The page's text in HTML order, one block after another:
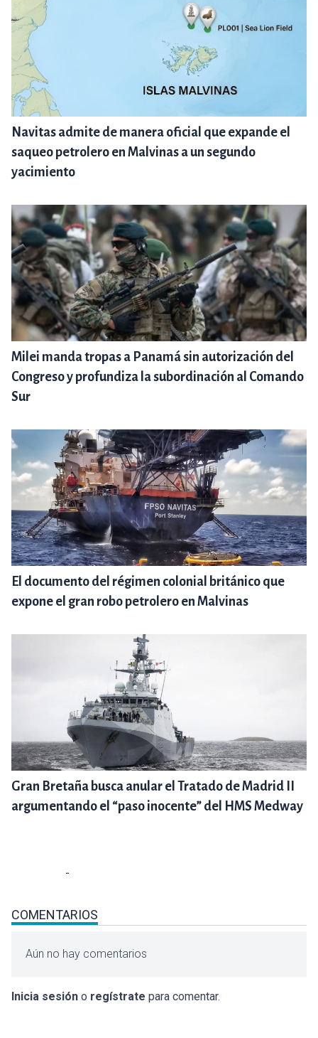
Navitas admite de manera oficial que expande el
saqueo petrolero en Malvinas a un segundo
yacimiento
Milei manda tropas a Panamá sin autorización del
Congreso y profundiza la subordinación al Comando
Sur
El documento del régimen colonial británico que
expone el gran robo petrolero en Malvinas
Gran Bretaña busca anular el Tratado de Madrid II
argumentando el “paso inocente” del HMS Medway
COMENTARIOS
Aún no hay comentarios
Inicia sesión o regístrate para comentar.